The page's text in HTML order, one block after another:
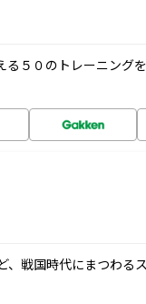
５０のトレーニング
、戦国時代にまつわる